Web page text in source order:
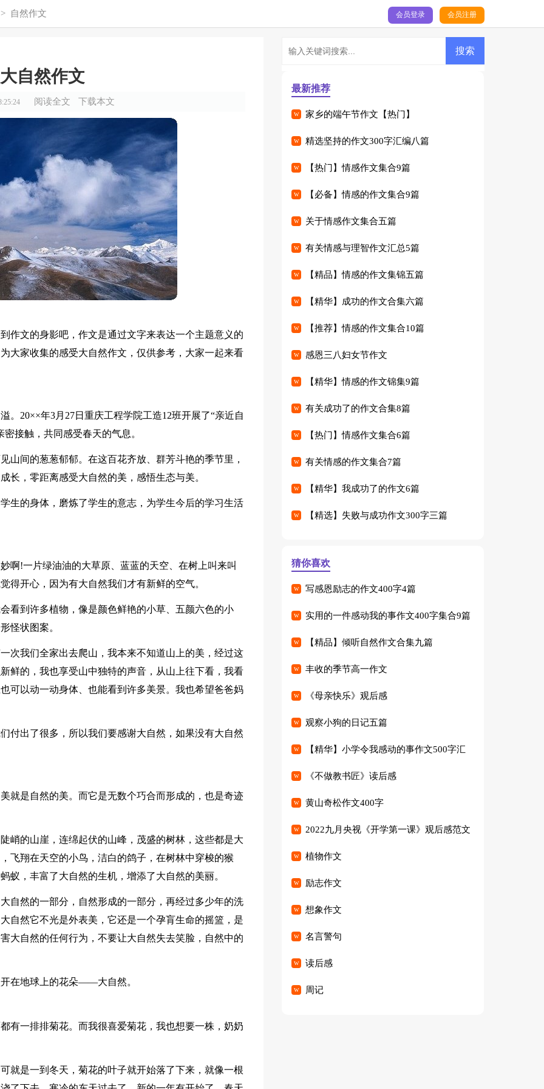
自然作文 会员登录 会员注册
自然作文
阅读全文 下载本文
作文的身影吧，作文是通过文字来表达一个主题意义的
大家收集的感受大自然作文，仅供参考，大家一起来看
。20××年3月27日重庆工程学院工造12班开展了“亲近自
接触，共同感受春天的气息。
山间的葱葱郁郁。在这百花齐放、群芳斗艳的季节里，
长，零距离感受大自然的美，感悟生态与美。
生的身体，磨炼了学生的意志，为学生今后的学习生活
啊!一片绿油油的大草原、蓝蓝的天空、在树上叫来叫
得开心，因为有大自然我们才有新鲜的空气。
看到许多植物，像是颜色鲜艳的小草、五颜六色的小
怪状图案。
次我们全家出去爬山，我本来不知道山上的美，经过这
鲜的，我也享受山中独特的声音，从山上往下看，我看
可以动一动身体、也能看到许多美景。我也希望爸爸妈
付出了很多，所以我们要感谢大自然，如果没有大自然
就是自然的美。而它是无数个巧合而形成的，也是奇迹
峭的山崖，连绵起伏的山峰，茂盛的树林，这些都是大
飞翔在天空的小鸟，洁白的鸽子，在树林中穿梭的猴
蚁，丰富了大自然的生机，增添了大自然的美丽。
自然的一部分，自然形成的一部分，再经过多少年的洗
自然它不光是外表美，它还是一个孕肓生命的摇篮，是
大自然的任何行为，不要让大自然失去笑脸，自然中的
在地球上的花朵——大自然。
有一排排菊花。而我很喜爱菊花，我也想要一株，奶奶
就是一到冬天，菊花的叶子就开始落了下来，就像一根
最新推荐
家乡的端午节作文【热门】
精选坚持的作文300字汇编八篇
【热门】情感作文集合9篇
【必备】情感的作文集合9篇
关于情感作文集合五篇
有关情感与理智作文汇总5篇
【精品】情感的作文集锦五篇
【精华】成功的作文合集六篇
【推荐】情感的作文集合10篇
感恩三八妇女节作文
【精华】情感的作文锦集9篇
有关成功了的作文合集8篇
【热门】情感作文集合6篇
有关情感的作文集合7篇
【精华】我成功了的作文6篇
【精选】失败与成功作文300字三篇
猜你喜欢
写感恩励志的作文400字4篇
实用的一件感动我的事作文400字集合9篇
【精品】倾听自然作文合集九篇
丰收的季节高一作文
《母亲快乐》观后感
观察小狗的日记五篇
【精华】小学令我感动的事作文500字汇
编七篇《不做教书匠》读后感
黄山奇松作文400字
2022九月央视《开学第一课》观后感范文
（精选23篇）
植物作文
励志作文
想象作文
名言警句
读后感
周记